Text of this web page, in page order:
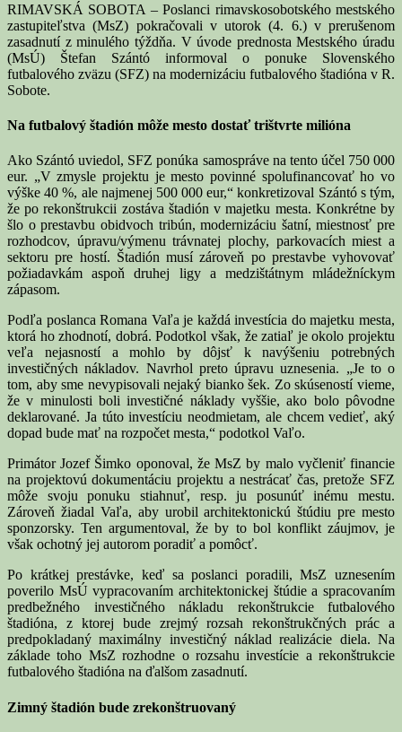
RIMAVSKÁ SOBOTA – Poslanci rimavskosobotského mestského
zastupiteľstva (MsZ) pokračovali v utorok (4. 6.) v prerušenom
zasadnutí z minulého týždňa. V úvode prednosta Mestského úradu
(MsÚ) Štefan Szántó informoval o ponuke Slovenského
futbalového zväzu (SFZ) na modernizáciu futbalového štadióna v R.
Sobote.
Na futbalový štadión môže mesto dostať trištvrte milióna
Ako Szántó uviedol, SFZ ponúka samospráve na tento účel 750 000
eur. „V zmysle projektu je mesto povinné spolufinancovať ho vo
výške 40 %, ale najmenej 500 000 eur,“ konkretizoval Szántó s tým,
že po rekonštrukcii zostáva štadión v majetku mesta. Konkrétne by
šlo o prestavbu obidvoch tribún, modernizáciu šatní, miestnosť pre
rozhodcov, úpravu/výmenu trávnatej plochy, parkovacích miest a
sektoru pre hostí. Štadión musí zároveň po prestavbe vyhovovať
požiadavkám aspoň druhej ligy a medzištátnym mládežníckym
zápasom.
Podľa poslanca Romana Vaľa je každá investícia do majetku mesta,
ktorá ho zhodnotí, dobrá. Podotkol však, že zatiaľ je okolo projektu
veľa nejasností a mohlo by dôjsť k navýšeniu potrebných
investičných nákladov. Navrhol preto úpravu uznesenia. „Je to o
tom, aby sme nevypisovali nejaký bianko šek. Zo skúseností vieme,
že v minulosti boli investičné náklady vyššie, ako bolo pôvodne
deklarované. Ja túto investíciu neodmietam, ale chcem vedieť, aký
dopad bude mať na rozpočet mesta,“ podotkol Vaľo.
Primátor Jozef Šimko oponoval, že MsZ by malo vyčleniť financie
na projektovú dokumentáciu projektu a nestrácať čas, pretože SFZ
môže svoju ponuku stiahnuť, resp. ju posunúť inému mestu.
Zároveň žiadal Vaľa, aby urobil architektonickú štúdiu pre mesto
sponzorsky. Ten argumentoval, že by to bol konflikt záujmov, je
však ochotný jej autorom poradiť a pomôcť.
Po krátkej prestávke, keď sa poslanci poradili, MsZ uznesením
poverilo MsÚ vypracovaním architektonickej štúdie a spracovaním
predbežného investičného nákladu rekonštrukcie futbalového
štadióna, z ktorej bude zrejmý rozsah rekonštrukčných prác a
predpokladaný maximálny investičný náklad realizácie diela. Na
základe toho MsZ rozhodne o rozsahu investície a rekonštrukcie
futbalového štadióna na ďalšom zasadnutí.
Zimný štadión bude zrekonštruovaný